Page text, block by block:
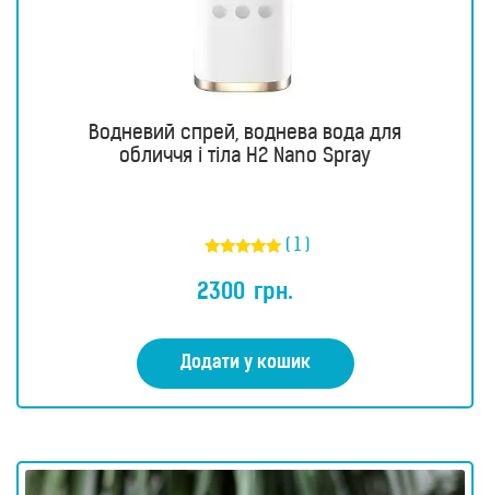
Водневий спрей, воднева вода для
обличчя і тіла H2 Nano Spray
5.00
з 5
( 1 )
2300 грн.
Додати у кошик